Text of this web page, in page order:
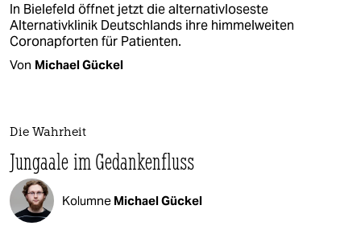
In Bielefeld öffnet jetzt die alternativloseste
Alternativklinik Deutschlands ihre himmelweiten
Coronapforten für Patienten.
Von Michael Gückel
Die Wahrheit
Jungaale im Gedankenfluss
Kolumne Michael Gückel